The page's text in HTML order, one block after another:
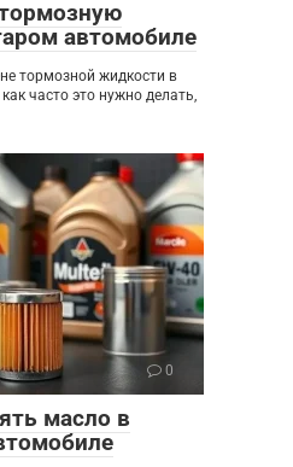
автомобиле
тормозной жидкости в
часто это нужно делать,
0
масло в